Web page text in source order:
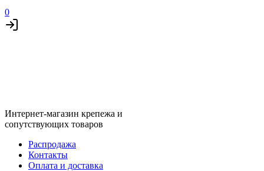
0
Интернет-магазин крепежа и
сопутствующих товаров
Распродажа
Контакты
Оплата и доставка